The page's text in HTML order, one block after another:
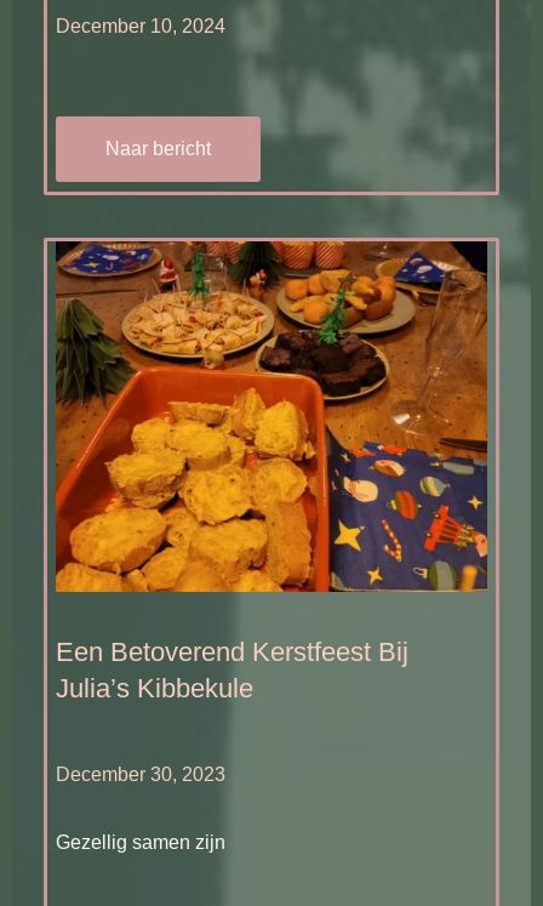
December 10, 2024
Naar bericht
Een Betoverend Kerstfeest Bij
Julia’s Kibbekule
December 30, 2023
Gezellig samen zijn